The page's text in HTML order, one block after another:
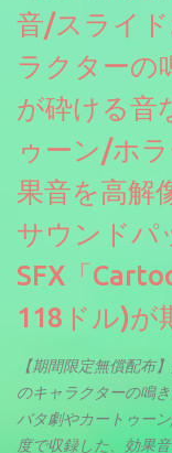
音/スライ
ラクターの
が砕ける音
ゥーン/ホ
果音を高解
サウンドパ
SFX「
118ドル)が
【期間限定無償配布
のキャラクターの鳴
バタ劇やカートゥー
度で収録した、効果